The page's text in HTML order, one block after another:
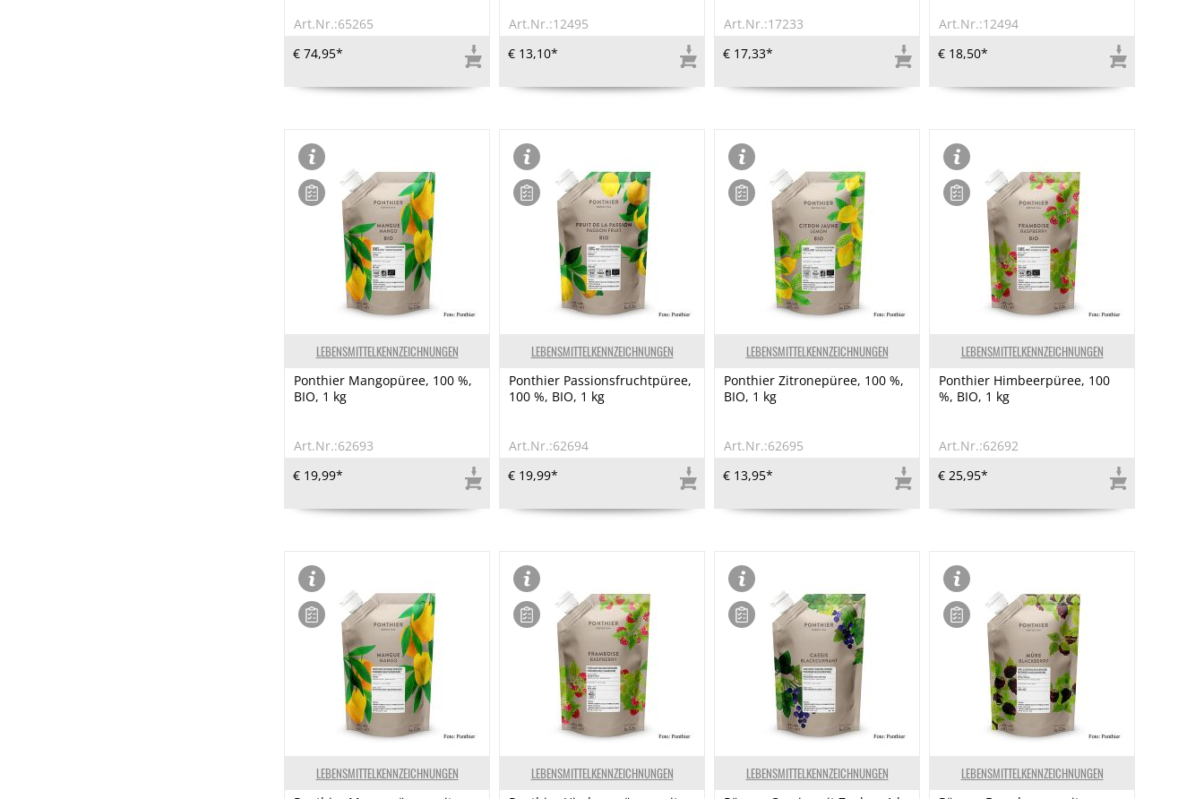
Art.Nr.:65265
€ 74,95*
Art.Nr.:12495
€ 13,10*
Art.Nr.:17233
€ 17,33*
Art.Nr.:12494
€ 18,50*
LEBENSMITTELKENNZEICHNUNGEN
Ponthier Mangopüree, 100 %,
BIO, 1 kg
Art.Nr.:62693
€ 19,99*
LEBENSMITTELKENNZEICHNUNGEN
Ponthier Passionsfruchtpüree,
100 %, BIO, 1 kg
Art.Nr.:62694
€ 19,99*
LEBENSMITTELKENNZEICHNUNGEN
Ponthier Zitronepüree, 100 %,
BIO, 1 kg
Art.Nr.:62695
€ 13,95*
LEBENSMITTELKENNZEICHNUNGEN
Ponthier Himbeerpüree, 100
%, BIO, 1 kg
Art.Nr.:62692
€ 25,95*
LEBENSMITTELKENNZEICHNUNGEN LEBENSMITTELKENNZEICHNUNGEN LEBENSMITTELKENNZEICHNUNGEN LEBENSMITTELKENNZEICHNUNGEN